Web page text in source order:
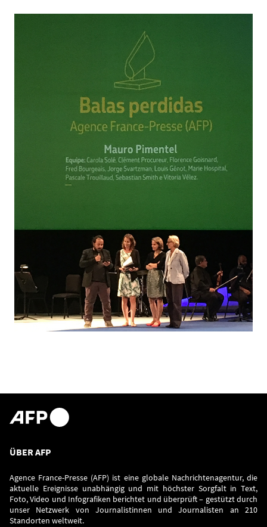
ÜBER AFP
Agence France-Presse (AFP) ist eine globale Nachrichtenagentur, die
aktuelle Ereignisse unabhängig und mit höchster Sorgfalt in Text,
Foto, Video und Infografiken berichtet und überprüft – gestützt durch
unser Netzwerk von Journalistinnen und Journalisten an 210
Standorten weltweit.